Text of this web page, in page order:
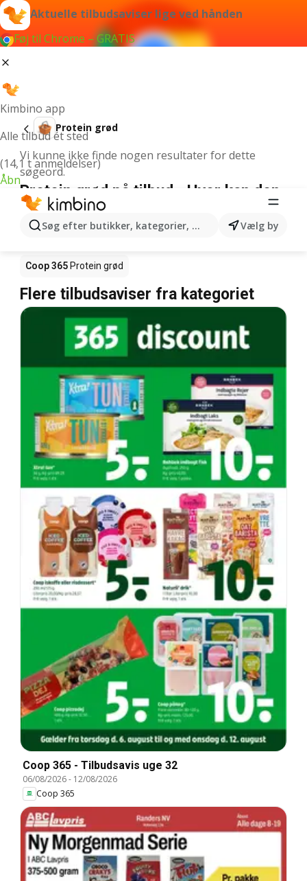
Aktuelle tilbudsaviser lige ved hånden
Føj til Chrome – GRATIS
Kimbino app
Alle tilbud ét sted
(14,1 t anmeldelser)
Åbn
Søg efter butikker, kategorier, produkter...Vælg by
Protein grød
Vi kunne ikke finde nogen resultater for dette
søgeord.
Protein grød på tilbud - Hvor kan den
købes?
Coop 365 Protein grød
Flere tilbudsaviser fra kategoriet
Coop 365 - Tilbudsavis uge 32
06/08/2026- 12/08/2026
Coop 365